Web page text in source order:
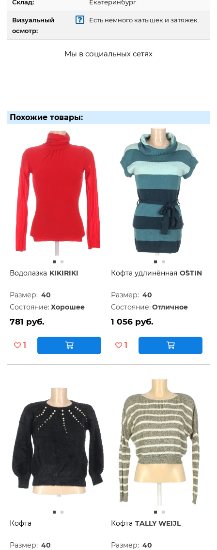
Склад: Екатеринбург
Визуальный
осмотр:
Есть немного катышек и затяжек.
Мы в социальных сетях
Похожие товары:
Водолазка KIKIRIKI
Размер: 40
Состояние: Хорошее
781 руб.
1
Кофта удлинённая O`STIN
Размер: 40
Состояние: Отличное
1 056 руб.
1
Кофта
Размер: 40
Кофта TALLY WEIJL
Размер: 40